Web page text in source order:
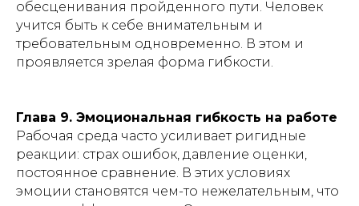
обесценивания пройденного пути. Человек
учится быть к себе внимательным и
требовательным одновременно. В этом и
проявляется зрелая форма гибкости.
Глава 9. Эмоциональная гибкость на работе
Рабочая среда часто усиливает ригидные
реакции: страх ошибок, давление оценки,
постоянное сравнение. В этих условиях
эмоции становятся чем-то нежелательным, что